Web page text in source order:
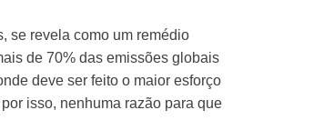
se revela como um remédio
de 70% das emissões globais
deve ser feito o maior esforço
isso, nenhuma razão para que